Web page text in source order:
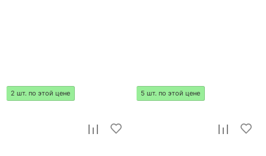
2 шт. по этой цене 5 шт. по этой цене